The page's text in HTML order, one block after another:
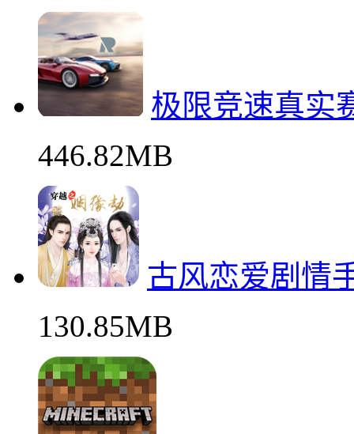
极限竞速真实
446.82MB
古风恋爱剧情
130.85MB